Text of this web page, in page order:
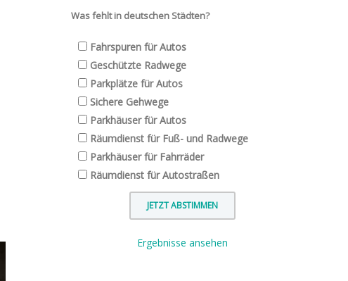
Was fehlt in deutschen Städten?
Fahrspuren für Autos
Geschützte Radwege
Parkplätze für Autos
Sichere Gehwege
Parkhäuser für Autos
Räumdienst für Fuß- und Radwege
Parkhäuser für Fahrräder
Räumdienst für Autostraßen
Ergebnisse ansehen